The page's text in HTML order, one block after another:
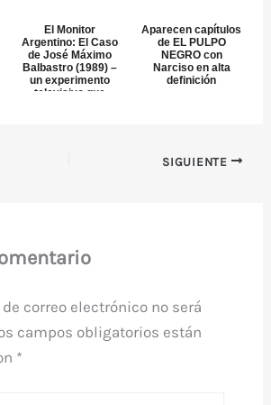
El Monitor
Argentino: El Caso
de José Máximo
Balbastro (1989) –
un experimento
televisivo que
Aparecen capítulos
de EL PULPO
NEGRO con
Narciso en alta
definición
SIGUIENTE
correo electrónico no será
campos obligatorios están
*